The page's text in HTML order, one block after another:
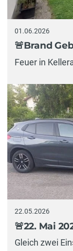
01.06.2026
🚨Brand
Feuer in
22.05.2026
🚨22. Mai
Gleich zwei